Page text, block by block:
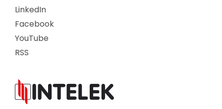
LinkedIn
Facebook
YouTube
RSS